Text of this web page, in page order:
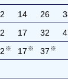
14 26
17 32
※ 17 ※ 37 ※